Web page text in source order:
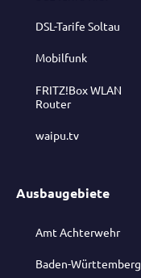
DSL-Tarife Soltau
Mobilfunk
FRITZ!Box WLAN
Router
waipu.tv
Ausbaugebiete
Amt Achterwehr
Baden-Württemberg